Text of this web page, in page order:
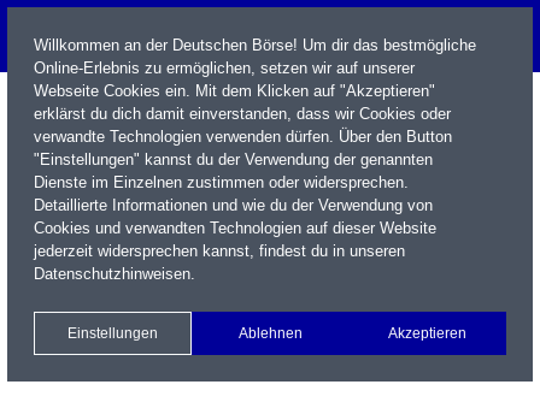
Name / WKN / ISIN / Kürzel
Xetra Realtime
Watchlist Portfolio Login
Willkommen an der Deutschen Börse! Um dir das bestmögliche
Online-Erlebnis zu ermöglichen, setzen wir auf unserer
Webseite Cookies ein. Mit dem Klicken auf "Akzeptieren"
erklärst du dich damit einverstanden, dass wir Cookies oder
verwandte Technologien verwenden dürfen. Über den Button
"Einstellungen" kannst du der Verwendung der genannten
Dienste im Einzelnen zustimmen oder widersprechen.
Detaillierte Informationen und wie du der Verwendung von
Cookies und verwandten Technologien auf dieser Website
jederzeit widersprechen kannst, findest du in unseren
Datenschutzhinweisen.
Einstellungen Ablehnen Akzeptieren